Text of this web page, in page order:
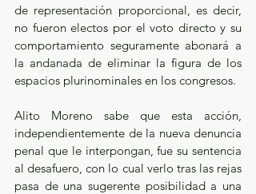
de representación proporcional, es decir,
no fueron electos por el voto directo y su
comportamiento seguramente abonará a
la andanada de eliminar la figura de los
espacios plurinominales en los congresos.
Alito Moreno sabe que esta acción,
independientemente de la nueva denuncia
penal que le interpongan, fue su sentencia
al desafuero, con lo cual verlo tras las rejas
pasa de una sugerente posibilidad a una